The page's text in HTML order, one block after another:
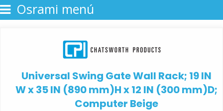
Osrami menú
Universal Swing Gate Wall Rack; 19 IN
W x 35 IN (890 mm)H x 12 IN (300 mm)D;
Computer Beige